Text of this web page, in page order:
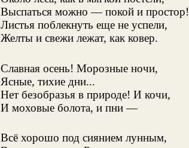
Выспаться можно — покой и простор!
Листья поблекнуть еще не успели,
Желты и свежи лежат, как ковер.
Славная осень! Морозные ночи,
Ясные, тихие дни...
Нет безобразья в природе! И кочи,
И моховые болота, и пни —
Всё хорошо под сиянием лунным,